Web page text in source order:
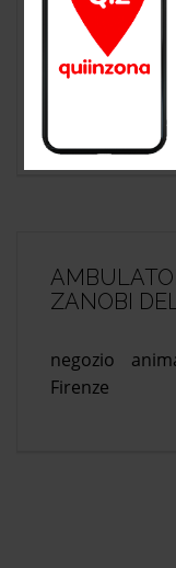
FARMACIA
negozio
ZANOBI
negozio
Firenze